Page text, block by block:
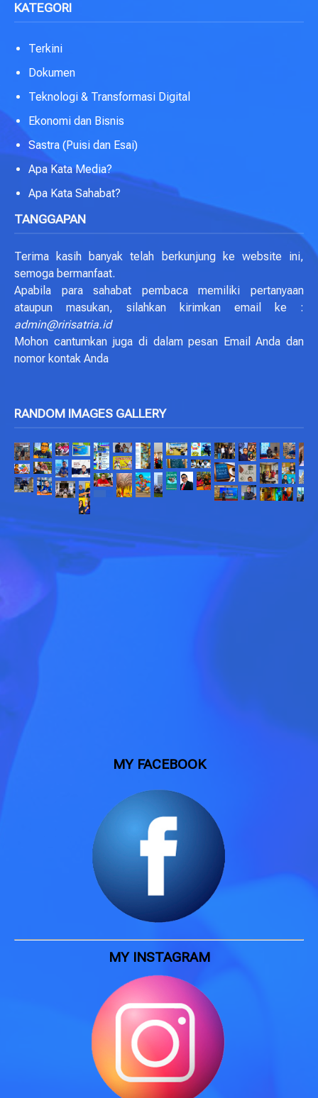
KATEGORI
Terkini
Dokumen
Teknologi & Transformasi Digital
Ekonomi dan Bisnis
Sastra (Puisi dan Esai)
Apa Kata Media?
Apa Kata Sahabat?
TANGGAPAN
Terima kasih banyak telah berkunjung ke website ini,
semoga bermanfaat.
Apabila para sahabat pembaca memiliki pertanyaan
ataupun masukan, silahkan kirimkan email ke :
admin@ririsatria.id
Mohon cantumkan juga di dalam pesan Email Anda dan
nomor kontak Anda
RANDOM IMAGES GALLERY
MY FACEBOOK
MY INSTAGRAM